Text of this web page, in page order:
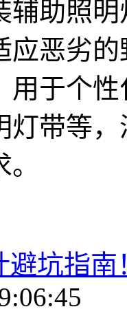
辅助照
应恶劣
用于个
灯带等
避坑指